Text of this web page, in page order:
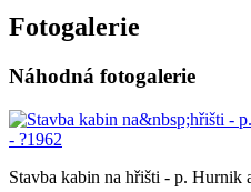
Fotogalerie
Náhodná fotogalerie
Stavba kabin na hřišti - p. Hurnik